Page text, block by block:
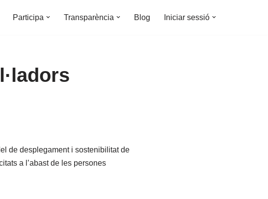
Participa Transparència Blog Iniciar sessió
de desplegament i sostenibilitat de
a l’abast de les persones